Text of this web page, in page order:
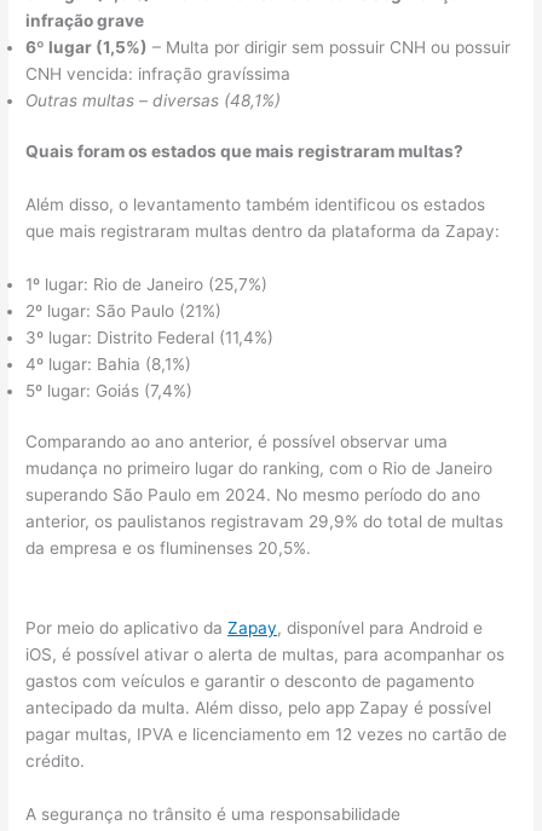
infração grave
6º lugar (1,5%) – Multa por dirigir sem possuir CNH ou possuir
CNH vencida: infração gravíssima
Outras multas – diversas (48,1%)
Quais foram os estados que mais registraram multas?
Além disso, o levantamento também identificou os estados
que mais registraram multas dentro da plataforma da Zapay:
1º lugar: Rio de Janeiro (25,7%)
2º lugar: São Paulo (21%)
3º lugar: Distrito Federal (11,4%)
4º lugar: Bahia (8,1%)
5º lugar: Goiás (7,4%)
Comparando ao ano anterior, é possível observar uma
mudança no primeiro lugar do ranking, com o Rio de Janeiro
superando São Paulo em 2024. No mesmo período do ano
anterior, os paulistanos registravam 29,9% do total de multas
da empresa e os fluminenses 20,5%.
Por meio do aplicativo daZapay, disponível para Android e
iOS, é possível ativar o alerta de multas, para acompanhar os
gastos com veículos e garantir o desconto de pagamento
antecipado da multa. Além disso, pelo app Zapay é possível
pagar multas, IPVA e licenciamento em 12 vezes no cartão de
crédito.
A segurança no trânsito é uma responsabilidade